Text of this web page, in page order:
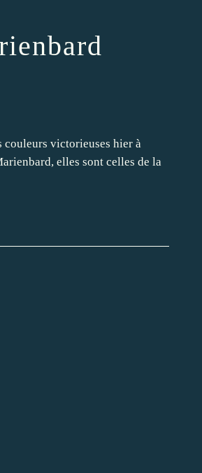
victorieuses hier à
elles sont celles de la